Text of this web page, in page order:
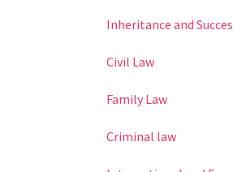
Inheritance and
Civil Law
Family Law
Criminal law